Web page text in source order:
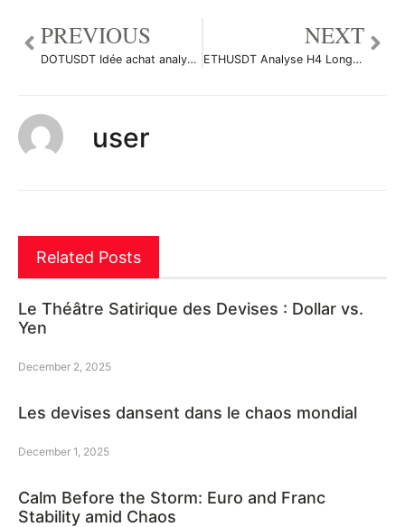
PREVIOUS
DOTUSDT Idée achat analyse H4 par Cryptonyte-Trading
NEXT
ETHUSDT Analyse H4 Long par Cryptonyte-Trading
user
Related Posts
Le Théâtre Satirique des Devises : Dollar vs.
Yen
December 2, 2025
Les devises dansent dans le chaos mondial
December 1, 2025
Calm Before the Storm: Euro and Franc
Stability amid Chaos